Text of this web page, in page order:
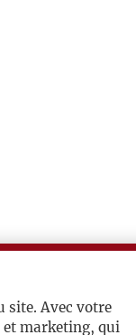
site. Avec votre
et marketing, qui